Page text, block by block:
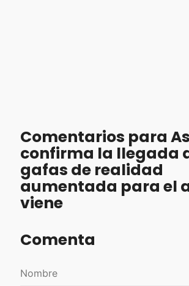
Comentarios para
confirma la llegada
gafas de realidad
aumentada para el
viene
Comenta